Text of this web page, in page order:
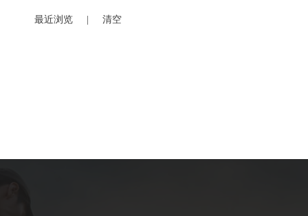
最近浏览 清空